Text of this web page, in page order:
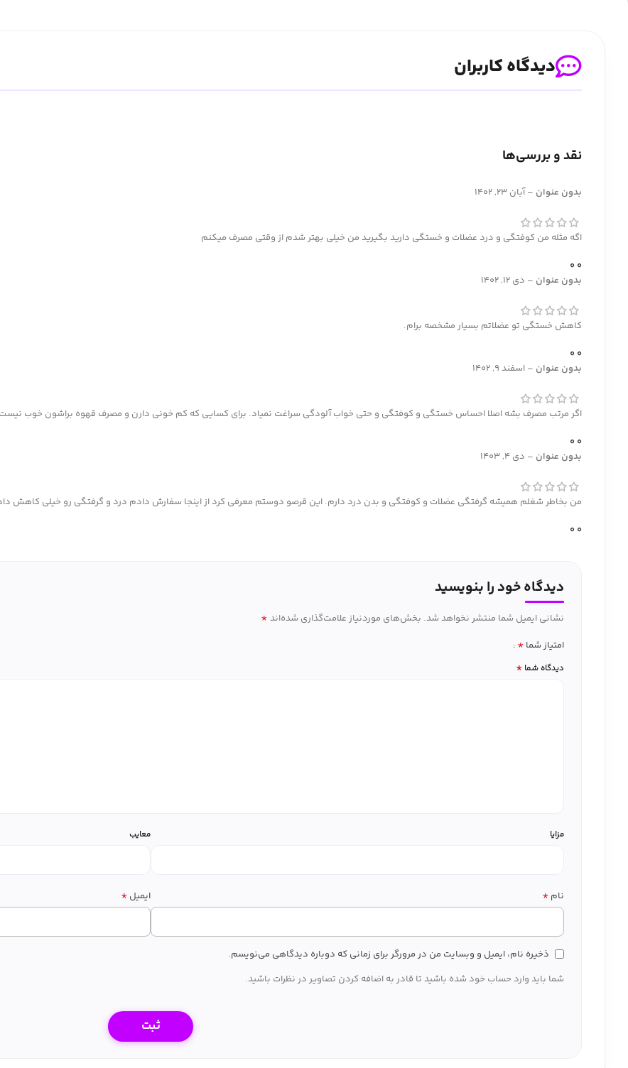
دیدگاه کاربران
نقد و بررسی‌ها
بدون عنوان – آبان 23, 1402
اگه مثله من کوفتگی و درد عضلات و خستگی دارید بگیرید من خیلی بهتر شدم از وقتی مصرف میکنم
0
0
بدون عنوان – دی 12, 1402
کاهش خستگی تو عضلاتم بسیار مشخصه برام.
0
0
بدون عنوان – اسفند 9, 1402
اگر مرتب مصرف بشه اصلا احساس خستگی و کوفتگی و حتی خواب آلودگی سراغت نمیاد. برای کسایی که کم خونی دارن و مصرف قهوه براشون خوب نیست،
0
0
بدون عنوان – دی 4, 1403
من بخاطر شغلم همیشه گرفتگی عضلات و کوفتگی و بدن درد دارم. این قرصو دوستم معرفی کرد از اینجا سفارش دادم درد و گرفتگی رو خیلی کاهش
0
0
دیدگاه خود را بنویسید
نشانی ایمیل شما منتشر نخواهد شد. بخش‌های موردنیاز علامت‌گذاری شده‌اند *
امتیاز شما *
دیدگاه شما *
مزایا معایب
نام * ایمیل *
ذخیره نام، ایمیل و وبسایت من در مرورگر برای زمانی که دوباره دیدگاهی می‌نویسم.
شما باید وارد حساب خود شده باشید تا قادر به اضافه کردن تصاویر در نظرات باشید.